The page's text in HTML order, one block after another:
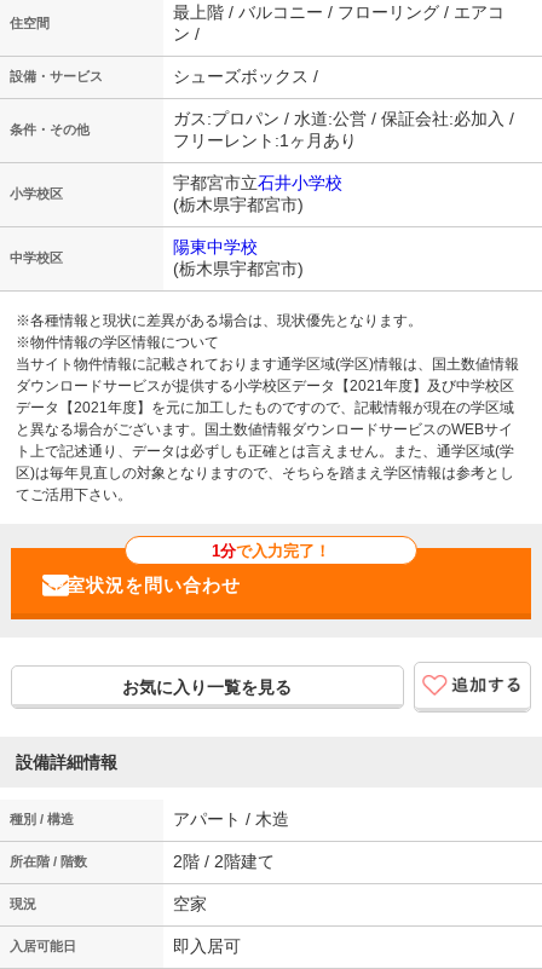
住空間
最上階 / バルコニー / フローリング / エアコ
ン /
設備・サービス シューズボックス /
条件・その他
ガス:プロパン / 水道:公営 / 保証会社:必加入 /
フリーレント:1ヶ月あり
小学校区
宇都宮市立石井小学校
(栃木県宇都宮市)
中学校区
陽東中学校
(栃木県宇都宮市)
※各種情報と現状に差異がある場合は、現状優先となります。
※物件情報の学区情報について
当サイト物件情報に記載されております通学区域(学区)情報は、国土数値情報
ダウンロードサービスが提供する小学校区データ【2021年度】及び中学校区
データ【2021年度】を元に加工したものですので、記載情報が現在の学区域
と異なる場合がございます。国土数値情報ダウンロードサービスのWEBサイ
ト上で記述通り、データは必ずしも正確とは言えません。また、通学区域(学
区)は毎年見直しの対象となりますので、そちらを踏まえ学区情報は参考とし
てご活用下さい。
1分で入力完了！
お気に入り一覧を見る
設備詳細情報
種別 / 構造 アパート / 木造
所在階 / 階数 2階 / 2階建て
現況 空家
入居可能日 即入居可